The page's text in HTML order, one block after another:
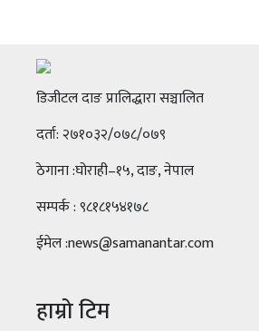
डिजीटल दाङ प्रालिद्धारा सञ्चालित
दर्ता: २७१०३२/०७८/०७९
ठेगाना :घोराही–१५, दाङ, नेपाल
सम्पर्क : ९८१८१५४१७८
ईमेल :news@samanantar.com
हाम्रो टिम